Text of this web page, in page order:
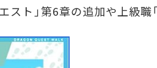
スト」第6章の追加や上級職